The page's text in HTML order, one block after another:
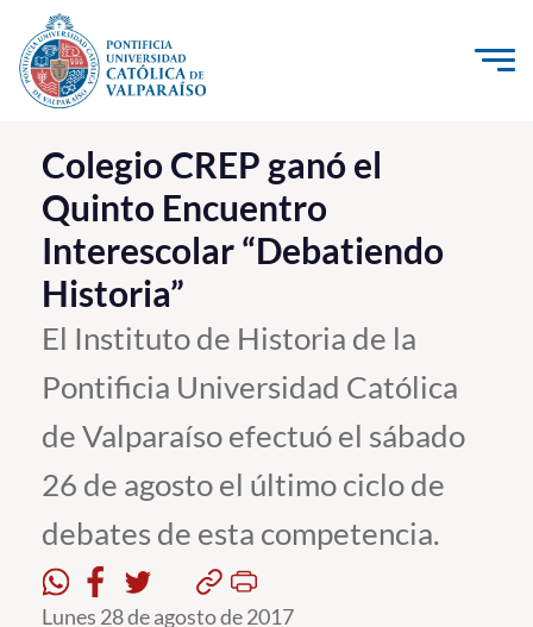
Click acá para ir directamente al contenido
La Universidad
Investigación, Creación e Innovación
PUCV Internacional
Vinculación con el Medio
Admisión
Pregrado
Postgrado
Formación Continua
Estudiantes
Colegio CREP ganó el
Quinto Encuentro
Interescolar “Debatiendo
Historia”
El Instituto de Historia de la
Pontificia Universidad Católica
de Valparaíso efectuó el sábado
26 de agosto el último ciclo de
debates de esta competencia.
Lunes 28 de agosto de 2017